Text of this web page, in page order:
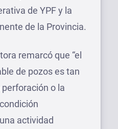
de YPF y la
de la Provincia.
remarcó que “el
de pozos es tan
o la
actividad